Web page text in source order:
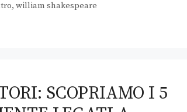
, william shakespeare
SCOPRIAMO I 5